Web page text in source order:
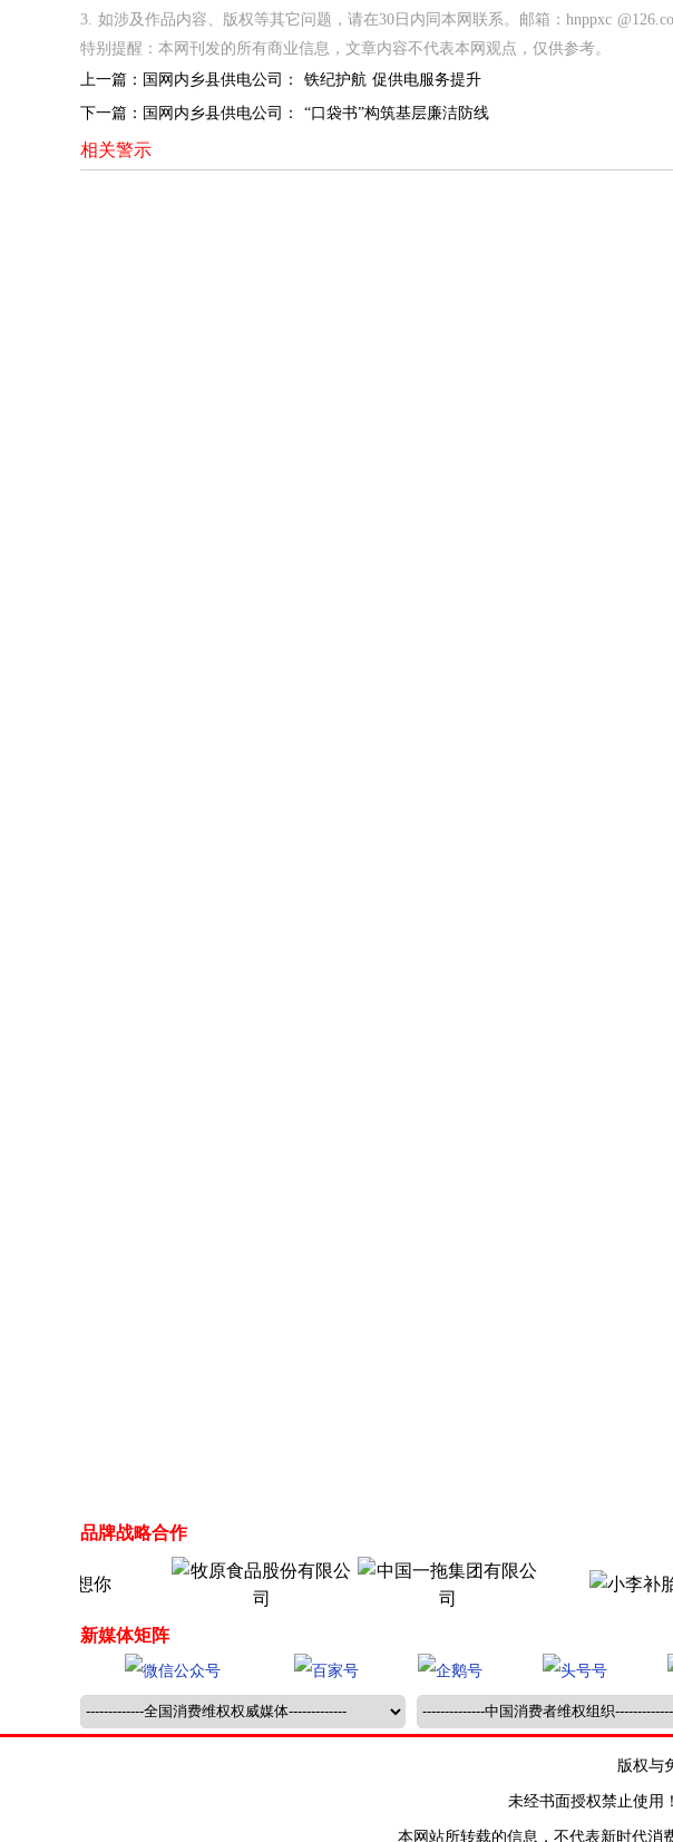
3. 如涉及作品内容、版权等其它问题，请在30日内同本网联系。邮箱：hnppxc
特别提醒：本网刊发的所有商业信息，文章内容不代表本网观点，仅供参考。
上一篇： 国网内乡县供电公司： 铁纪护航 促供电服务提升
下一篇： 国网内乡县供电公司： “口袋书”构筑基层廉洁防线
相关警示
品牌战略合作
新媒体矩阵
版权与
未经书面授权禁止使用
本网站所转载的信息，不代表新时代消